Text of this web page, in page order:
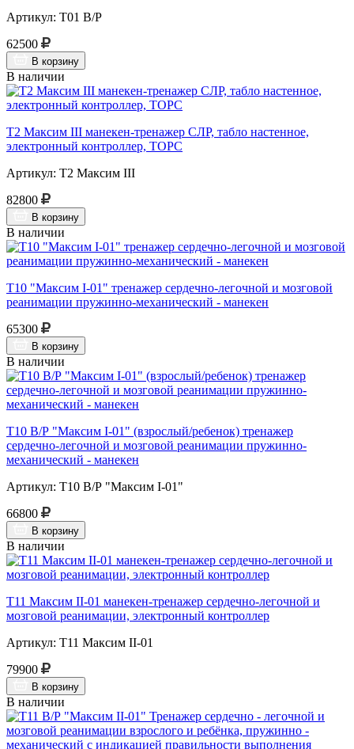
Артикул: Т01 В/Р
62500
В корзину
В наличии
Т2 Максим III манекен-тренажер СЛР, табло настенное,
электронный контроллер, ТОРС
Артикул: Т2 Максим III
82800
В корзину
В наличии
Т10 "Максим I-01" тренажер сердечно-легочной и мозговой
реанимации пружинно-механический - манекен
65300
В корзину
В наличии
Т10 В/Р "Максим I-01" (взрослый/ребенок) тренажер
сердечно-легочной и мозговой реанимации пружинно-
механический - манекен
Артикул: Т10 В/Р "Максим I-01"
66800
В корзину
В наличии
Т11 Максим II-01 манекен-тренажер сердечно-легочной и
мозговой реанимации, электронный контроллер
Артикул: Т11 Максим II-01
79900
В корзину
В наличии